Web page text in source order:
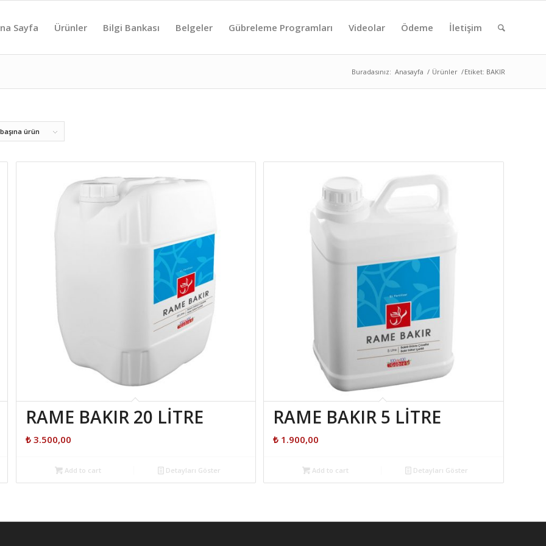
Sayfa Ürünler Bilgi Bankası Belgeler Gübreleme Programları Videolar Ödeme İletişim
Buradasınız: Anasayfa / Ürünler /Etiket: BAKIR
ürün
RAME BAKIR 20 LİTRE
₺3.500,00
Add to cart Detayları Göster
RAME BAKIR 5 LİTRE
₺ 1.900,00
Add to cart Detayları Göster